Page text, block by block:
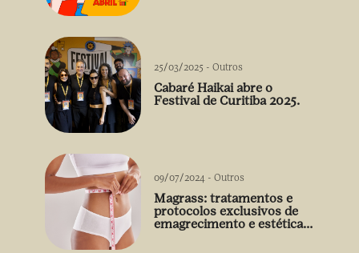
25/03/2025 - Outros
Cabaré Haikai abre o
Festival de Curitiba 2025.
09/07/2024 - Outros
Magrass: tratamentos e
protocolos exclusivos de
emagrecimento e estética